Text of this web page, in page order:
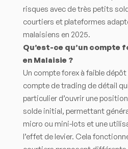
risques avec de très petits
courtiers et plateformes
malaisiens en 2025.
Qu’est-ce qu’un compte
en Malaisie ?
Un compte forex à faible
compte de trading de détail
particulier d’ouvrir une
solde initial, permettant
micro ou mini-lots et une
l’effet de levier. Cela